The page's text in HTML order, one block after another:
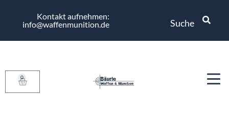
Kontakt aufnehmen:
info@waffenmunition.de
Suche
0